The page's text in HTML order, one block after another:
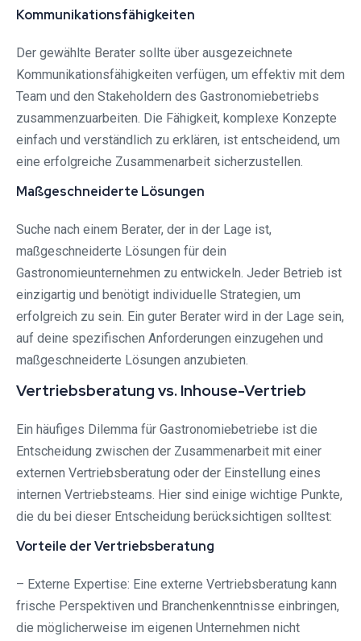
Kommunikationsfähigkeiten
Der gewählte Berater sollte über ausgezeichnete
Kommunikationsfähigkeiten verfügen, um effektiv mit dem
Team und den Stakeholdern des Gastronomiebetriebs
zusammenzuarbeiten. Die Fähigkeit, komplexe Konzepte
einfach und verständlich zu erklären, ist entscheidend, um
eine erfolgreiche Zusammenarbeit sicherzustellen.
Maßgeschneiderte Lösungen
Suche nach einem Berater, der in der Lage ist,
maßgeschneiderte Lösungen für dein
Gastronomieunternehmen zu entwickeln. Jeder Betrieb ist
einzigartig und benötigt individuelle Strategien, um
erfolgreich zu sein. Ein guter Berater wird in der Lage sein,
auf deine spezifischen Anforderungen einzugehen und
maßgeschneiderte Lösungen anzubieten.
Vertriebsberatung vs. Inhouse-Vertrieb
Ein häufiges Dilemma für Gastronomiebetriebe ist die
Entscheidung zwischen der Zusammenarbeit mit einer
externen Vertriebsberatung oder der Einstellung eines
internen Vertriebsteams. Hier sind einige wichtige Punkte,
die du bei dieser Entscheidung berücksichtigen solltest:
Vorteile der Vertriebsberatung
– Externe Expertise: Eine externe Vertriebsberatung kann
frische Perspektiven und Branchenkenntnisse einbringen,
die möglicherweise im eigenen Unternehmen nicht